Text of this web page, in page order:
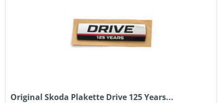
Original Skoda Plakette Drive 125 Years...